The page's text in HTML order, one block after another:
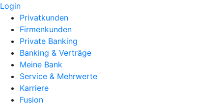
Login
Privatkunden
Firmenkunden
Private Banking
Banking & Verträge
Meine Bank
Service & Mehrwerte
Karriere
Fusion